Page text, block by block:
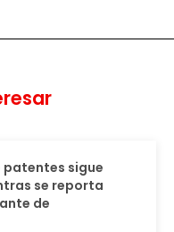
patentes sigue
se reporta
de